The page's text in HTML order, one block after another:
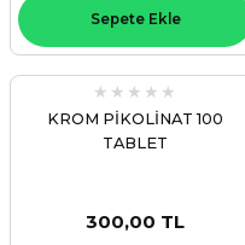
Sepete Ekle
KROM PİKOLİNAT 100
TABLET
300,00 TL